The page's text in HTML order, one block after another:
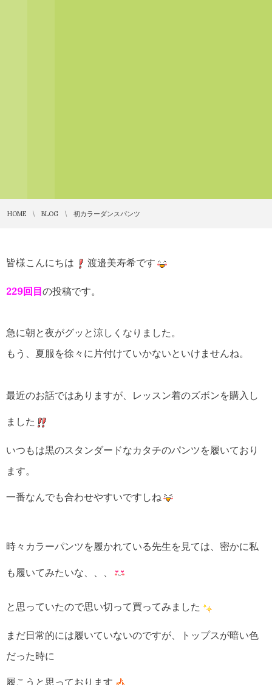
HOME BLOG 初カラーダンスパンツ
皆様こんにちは 渡邉美寿希です
229回目の投稿です。
急に朝と夜がグッと涼しくなりました。
もう、夏服を徐々に片付けていかないといけませんね。
最近のお話ではありますが、レッスン着のズボンを購入し
ました
いつもは黒のスタンダードなカタチのパンツを履いており
ます。
一番なんでも合わせやすいですしね
時々カラーパンツを履かれている先生を見ては、密かに私
も履いてみたいな、、、
と思っていたので思い切って買ってみました
まだ日常的には履いていないのですが、トップスが暗い色
だった時に
履こうと思っております